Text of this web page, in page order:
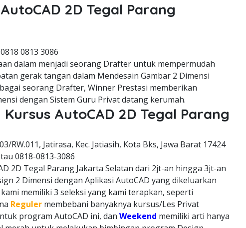
2D Tegal Parang
0813 3086
dalam menjadi seorang Drafter untuk mempermudah
gerak tangan dalam Mendesain Gambar 2 Dimensi
seorang Drafter, Winner Prestasi memberikan
dengan Sistem Guru Privat datang kerumah.
AutoCAD 2D Tegal Parang
RW.011, Jatirasa, Kec. Jatiasih, Kota Bks, Jawa Barat 17424
0818-0813-3086
2D Tegal Parang Jakarta Selatan dari 2jt-an hingga 3jt-an
2 Dimensi dengan Aplikasi AutoCAD yang dikeluarkan
memiliki 3 seleksi yang kami terapkan, seperti
Reguler membebani banyaknya kursus/Les Privat
program AutoCAD ini, dan Weekend memiliki arti hanya